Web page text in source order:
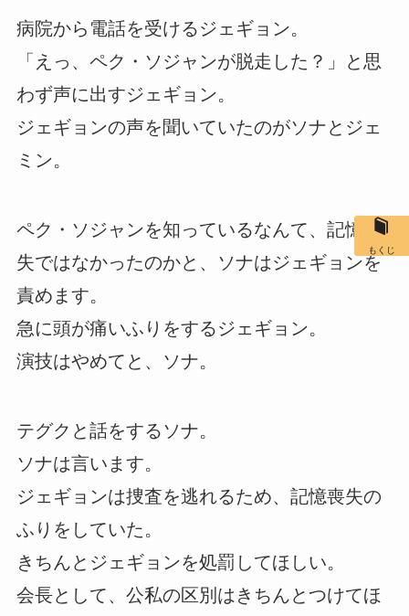
病院から電話を受けるジェギョン。
「えっ、ペク・ソジャンが脱走した？」と思
わず声に出すジェギョン。
ジェギョンの声を聞いていたのがソナとジェ
ミン。
ペク・ソジャンを知っているなんて、記憶喪
失ではなかったのかと、ソナはジェギョンを
責めます。
急に頭が痛いふりをするジェギョン。
演技はやめてと、ソナ。
テグクと話をするソナ。
ソナは言います。
ジェギョンは捜査を逃れるため、記憶喪失の
ふりをしていた。
きちんとジェギョンを処罰してほしい。
会長として、公私の区別はきちんとつけてほ
もくじ